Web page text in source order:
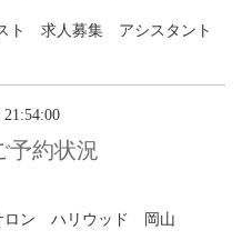
ト 求人募集 アシスタント
21:54:00
予約状況
ロン ハリウッド 岡山